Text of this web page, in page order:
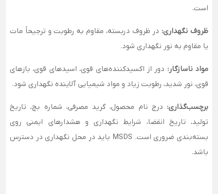
است.
ظروف نگهداری:در ظروف دربسته، مقاوم به رطوبت و ترجیحاً مات
یا مقاوم به نور نگهداری شود.
مواد ناسازگار: دور از اکسیدکننده‌های قوی، اسیدهای قوی، بازهای
قوی، نور شدید، رطوبت زیاد و مواد شیمیایی آلاینده نگهداری شود.
برچسب‌گذاری: درج نام محصول، گرید مصرفی، شماره بچ، تاریخ
تولید، تاریخ انقضا، شرایط نگهداری و هشدارهای ایمنی روی
بسته‌بندی ضروری است. MSDS باید در محل نگهداری در دسترس
باشد.